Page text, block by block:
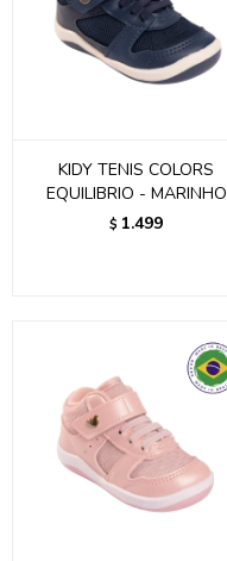
KIDY TENIS COLORS
EQUILIBRIO - MARINHO
$ 1.499